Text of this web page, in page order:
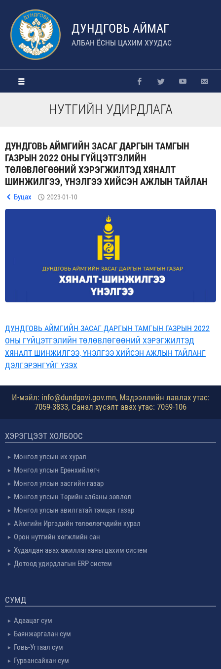
ДУНДГОВЬ АЙМАГ
АЛБАН ЁСНЫ ЦАХИМ ХУУДАС
НУТГИЙН УДИРДЛАГА
ДУНДГОВЬ АЙМГИЙН ЗАСАГ ДАРГЫН ТАМГЫН
ГАЗРЫН 2022 ОНЫ ГҮЙЦЭТГЭЛИЙН
ТӨЛӨВЛӨГӨӨНИЙ ХЭРЭГЖИЛТЭД ХЯНАЛТ
ШИНЖИЛГЭЭ, ҮНЭЛГЭЭ ХИЙСЭН АЖЛЫН ТАЙЛАН
Буцах 2023-01-10
ДУНДГОВЬ АЙМГИЙН ЗАСАГ ДАРГЫН ТАМГЫН ГАЗРЫН 2022
ОНЫ ГҮЙЦЭТГЭЛИЙН ТӨЛӨВЛӨГӨӨНИЙ ХЭРЭГЖИЛТЭД
ХЯНАЛТ ШИНЖИЛГЭЭ, ҮНЭЛГЭЭ ХИЙСЭН АЖЛЫН ТАЙЛАНГ
ДЭЛГЭРЭНГҮЙГ ҮЗЭХ
И-мэйл: info@dundgovi.gov.mn, Мэдээллийн лавлах утас:
7059-3833, Санал хүсэлт авах утас: 7059-106
ХЭРЭГЦЭЭТ ХОЛБООС
Монгол улсын их хурал
Монгол улсын Ерөнхийлөгч
Монгол улсын засгийн газар
Монгол улсын Төрийн албаны зөвлөл
Монгол улсын авилгатай тэмцэх газар
Аймгийн Иргэдийн төлөөлөгчдийн хурал
Орон нутгийн хөгжлийн сан
Худалдан авах ажиллагааны цахим систем
Дотоод удирдлагын ERP систем
СУМД
Адаацаг сум
Баянжаргалан сум
Говь-Угтаал сум
Гурвансайхан сум